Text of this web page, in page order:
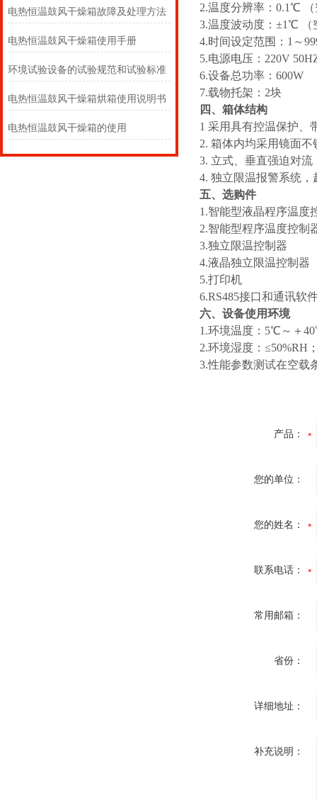
电热恒温鼓风干燥箱故障及处理方法
电热恒温鼓风干燥箱使用手册
环境试验设备的试验规范和试验标准
电热恒温鼓风干燥箱烘箱使用说明书
电热恒温鼓风干燥箱的使用
2.温度分辨率：0.1℃
3.温度波动度：±1℃ （
4.时间设定范围：1～
5.电源电压：220V
6.设备总功率：600W
7.载物托架：2块
四、箱体结构
1 采用具有控温保护、
2. 箱体内均采用镜面
3. 立式、垂直强迫对
4. 独立限温报警系统
五、选购件
1.智能型液晶程序温度
2.智能型程序温度控制
3.独立限温控制器
4.液晶独立限温控制器
5.打印机
6.RS485接口和通讯软
六、设备使用环境
1.环境温度：5℃～＋
2.环境湿度：≤50%RH
3.性能参数测试在空载
产品：
您的单位：
您的姓名：
联系电话：
常用邮箱：
省份：
详细地址：
补充说明：